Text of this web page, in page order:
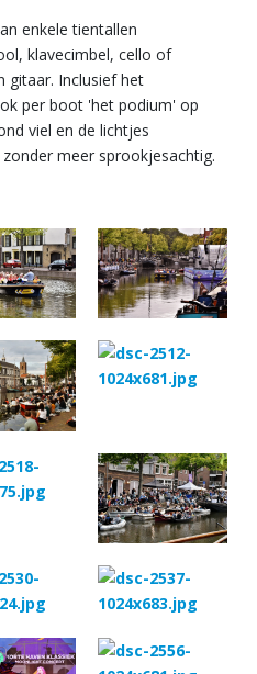
enkele tientallen
klavecimbel, cello of
gitaar. Inclusief het
per boot 'het podium' op
viel en de lichtjes
meer sprookjesachtig.